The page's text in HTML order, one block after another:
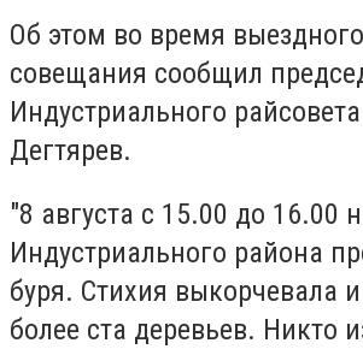
Об этом во время
совещания сообщил
Индустриального
Дегтярев.
"8 августа с 15.00 до 16.00
Индустриального района
буря. Стихия выкорчевала
более ста деревьев. Никто